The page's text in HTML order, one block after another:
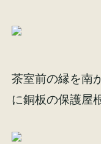
茶室前の縁を南
に銅板の保護屋